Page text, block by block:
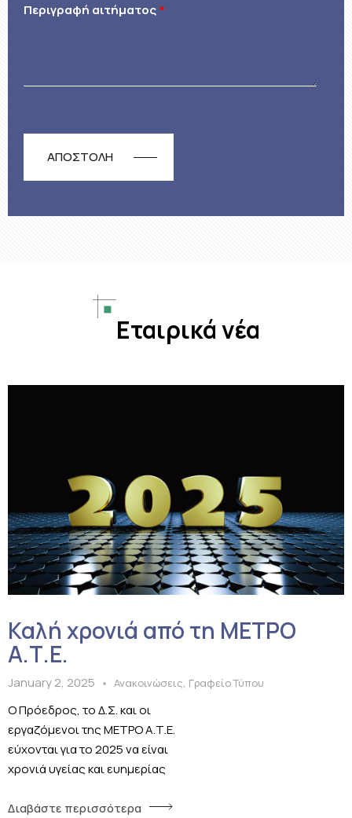
Περιγραφή αιτήματος*
Εταιρικά νέα
Καλή χρονιά από τη ΜΕΤΡΟ
Α.Τ.Ε.
January 2, 2025 Ανακοινώσεις, Γραφείο Τύπου
Ο Πρόεδρος, το Δ.Σ. και οι
εργαζόμενοι της ΜΕΤΡΟ Α.Τ.Ε.
εύχονται για το 2025 να είναι
χρονιά υγείας και ευημερίας
Διαβάστε περισσότερα